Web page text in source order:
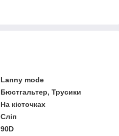
Lanny mode
Бюстгальтер, Трусики
На кісточках
Сліп
90D